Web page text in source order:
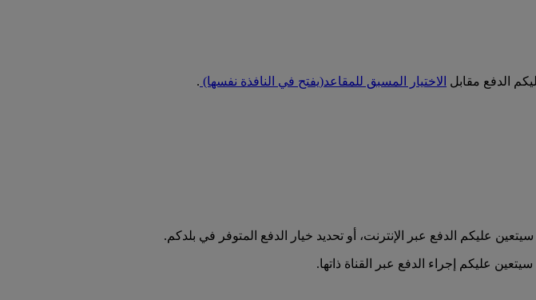
الاختيار المسبق للمقاعد(يفتح في النافذة نفسها) .
عليكم الدفع عبر الإنترنت، أو تحديد خيار الدفع المتوفر في بلدكم.
عليكم إجراء الدفع عبر القناة ذاتها.